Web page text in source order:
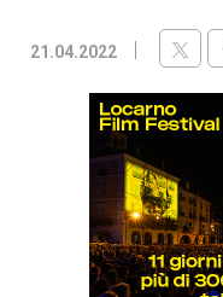
21.04.2022